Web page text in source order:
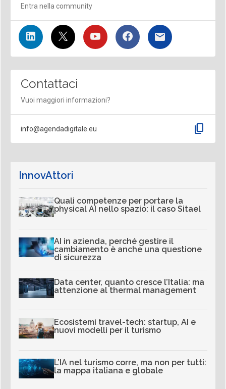
Entra nella community
Contattaci
Vuoi maggiori informazioni?
info@agendadigitale.eu content_copy
InnovAttori
Quali competenze per portare la
physical AI nello spazio: il caso Sitael
AI in azienda, perché gestire il
cambiamento è anche una questione
di sicurezza
Data center, quanto cresce l’Italia: ma
attenzione al thermal management
Ecosistemi travel-tech: startup, AI e
nuovi modelli per il turismo
L’IA nel turismo corre, ma non per tutti:
la mappa italiana e globale